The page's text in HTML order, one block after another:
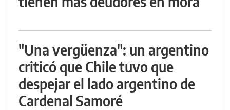
"Una vergüenza": un argentino
criticó que Chile tuvo que
despejar el lado argentino de
Cardenal Samoré